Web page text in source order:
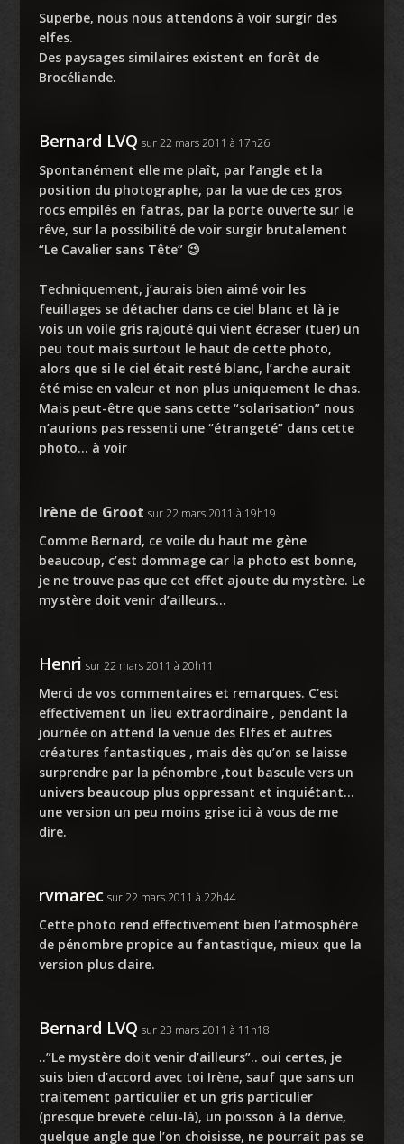
Superbe, nous nous attendons à voir surgir des
elfes.
Des paysages similaires existent en forêt de
Brocéliande.
Bernard LVQ sur 22 mars 2011 à 17h26
Spontanément elle me plaît, par l’angle et la
position du photographe, par la vue de ces gros
rocs empilés en fatras, par la porte ouverte sur le
rêve, sur la possibilité de voir surgir brutalement
“Le Cavalier sans Tête” 😉
Techniquement, j’aurais bien aimé voir les
feuillages se détacher dans ce ciel blanc et là je
vois un voile gris rajouté qui vient écraser (tuer) un
peu tout mais surtout le haut de cette photo,
alors que si le ciel était resté blanc, l’arche aurait
été mise en valeur et non plus uniquement le chas.
Mais peut-être que sans cette “solarisation” nous
n’aurions pas ressenti une “étrangeté” dans cette
photo… à voir
Irène de Groot sur 22 mars 2011 à 19h19
Comme Bernard, ce voile du haut me gène
beaucoup, c’est dommage car la photo est bonne,
je ne trouve pas que cet effet ajoute du mystère. Le
mystère doit venir d’ailleurs…
Henri sur 22 mars 2011 à 20h11
Merci de vos commentaires et remarques. C’est
effectivement un lieu extraordinaire , pendant la
journée on attend la venue des Elfes et autres
créatures fantastiques , mais dès qu’on se laisse
surprendre par la pénombre ,tout bascule vers un
univers beaucoup plus oppressant et inquiétant…
une version un peu moins grise ici à vous de me
dire.
rvmarec sur 22 mars 2011 à 22h44
Cette photo rend effectivement bien l’atmosphère
de pénombre propice au fantastique, mieux que la
version plus claire.
Bernard LVQ sur 23 mars 2011 à 11h18
..”Le mystère doit venir d’ailleurs”.. oui certes, je
suis bien d’accord avec toi Irène, sauf que sans un
traitement particulier et un gris particulier
(presque breveté celui-là), un poisson à la dérive,
quelque angle que l’on choisisse, ne pourrait pas se